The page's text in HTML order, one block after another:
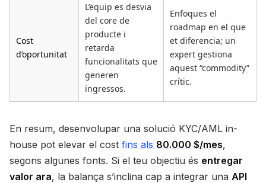
Cost
d’oportunitat
L’equip es desvia
del core de
producte i
retarda
funcionalitats que
generen
ingressos.
Enfoques el
roadmap en el que
et diferencia; un
expert gestiona
aquest “commodity”
crític.
En resum, desenvolupar una solució KYC/AML in-
house pot elevar el cost fins als 80.000 $/mes,
segons algunes fonts. Si el teu objectiu és entregar
valor ara, la balança s’inclina cap a integrar una API